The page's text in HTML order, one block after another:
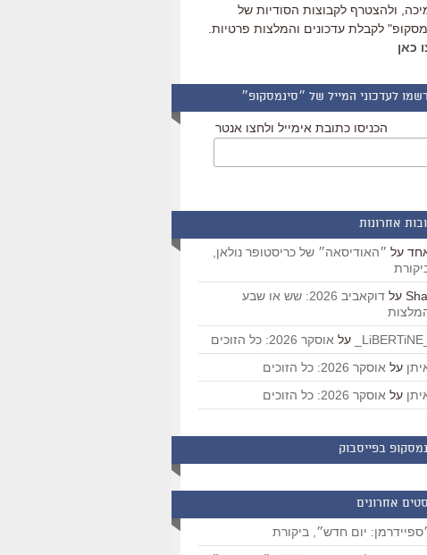
ולהצטרף לקבוצות הסודיות של
לקבלת עדכונים והמלצות פרטיות.
כאן
לעדכוני המייל של ״סינמסקופ״
הכניסו כתובת אימייל ולחצו אנטר
אחרונות
על ״האודיסאה״ של כריסטופר נולאן,
על
דוקאביב 2026: שש או שבע
על אוסקר 2026: כל הזוכים
על אוסקר 2026: כל הזוכים
על אוסקר 2026: כל הזוכים
בפייסבוק
אחרונים
יום חדש״, ביקורת